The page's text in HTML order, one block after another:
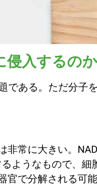
入するの
ある。ただ分子
常に大きい。
ようなもので、細
で分解される可能